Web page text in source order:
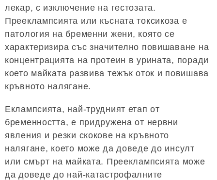
лекар, с изключение на гестозата.
Прееклампсията или късната токсикоза е
патология на бременни жени, която се
характеризира със значително повишаване на
концентрацията на протеин в урината, поради
което майката развива тежък оток и повишава
кръвното налягане.
Еклампсията, най-трудният етап от
бременността, е придружена от нервни
явления и резки скокове на кръвното
налягане, което може да доведе до инсулт
или смърт на майката. Прееклампсията може
да доведе до най-катастрофалните